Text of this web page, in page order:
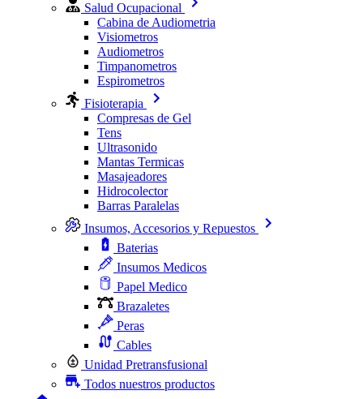
Salud Ocupacional
Cabina de Audiometria
Visiometros
Audiometros
Timpanometros
Espirometros
Fisioterapia
Compresas de Gel
Tens
Ultrasonido
Mantas Termicas
Masajeadores
Hidrocolector
Barras Paralelas
Insumos, Accesorios y Repuestos
Baterias
Insumos Medicos
Papel Medico
Brazaletes
Peras
Cables
Unidad Pretransfusional
Todos nuestros productos